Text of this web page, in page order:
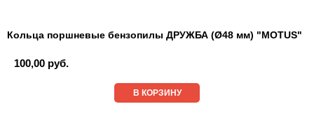
Кольца поршневые бензопилы ДРУЖБА (Ø48 мм) "MOTUS"
100,00 руб.
В КОРЗИНУ